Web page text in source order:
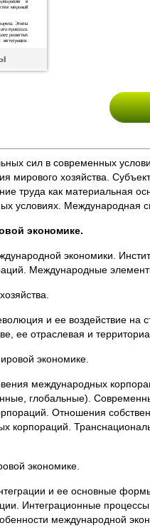
сил в современных
мирового хозяйства.
труда как материальная
условиях. Международная
экономике.
экономики.
Международные
и ее воздействие на
ее отраслевая и
экономике.
международных
глобальные).
Отношения
корпораций.
экономике.
и ее основные
Интеграционные
международной